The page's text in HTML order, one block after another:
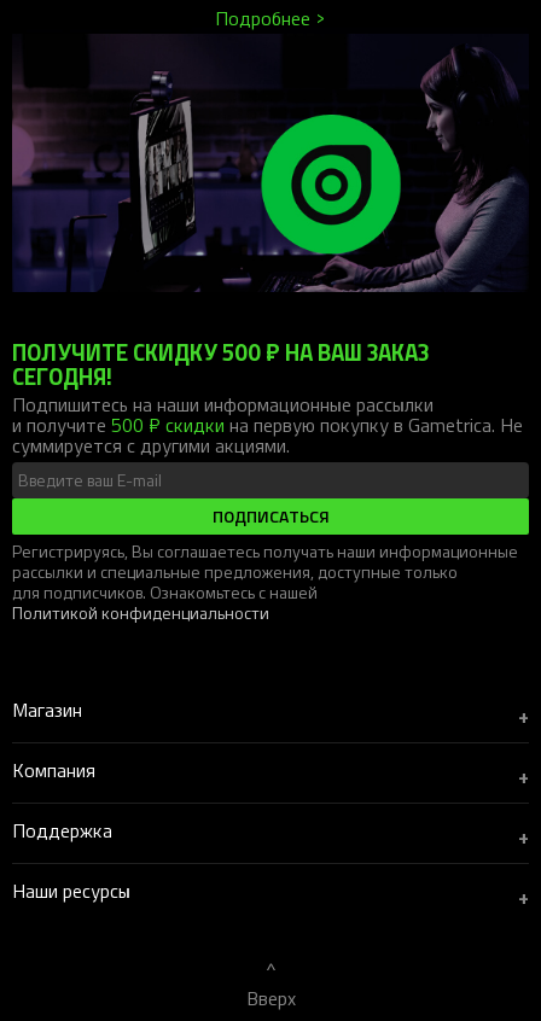
Подробнее >
ПОЛУЧИТЕ СКИДКУ 500 ₽ НА ВАШ ЗАКАЗ
СЕГОДНЯ!
Подпишитесь на наши информационные рассылки
и получите 500 ₽ скидки на первую покупку в Gametrica. Не
суммируется с другими акциями.
ПОДПИСАТЬСЯ
Регистрируясь, Вы соглашаетесь получать наши информационные
рассылки и специальные предложения, доступные только
для подписчиков. Ознакомьтесь с нашей
Политикой конфиденциальности
Магазин +
Компания +
Поддержка +
Наши ресурсы +
Вверх